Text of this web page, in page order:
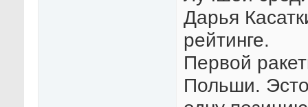
Дарья
рейтинге.
Первой
Польши.